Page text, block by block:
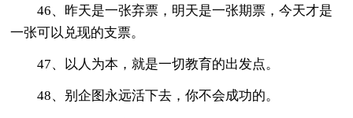
46、昨天是一张弃票，明天是一张期票，今天才是
一张可以兑现的支票。
47、以人为本，就是一切教育的出发点。
48、别企图永远活下去，你不会成功的。